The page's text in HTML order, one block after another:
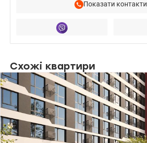
Показати контакти
Схожі квартири